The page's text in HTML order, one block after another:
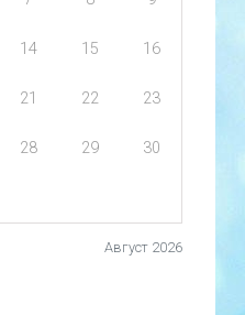
Август 2026
14 15 16
21 22 23
28 29 30